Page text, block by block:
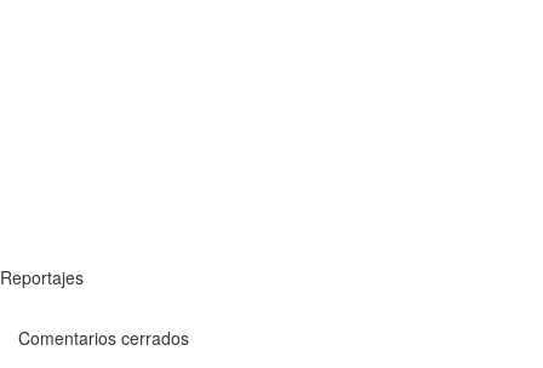
Reportajes
Comentarios cerrados